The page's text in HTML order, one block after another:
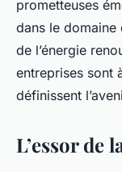
prometteuses
dans le domaine
de l’énergie
entreprises sont
définissent
L’essor de